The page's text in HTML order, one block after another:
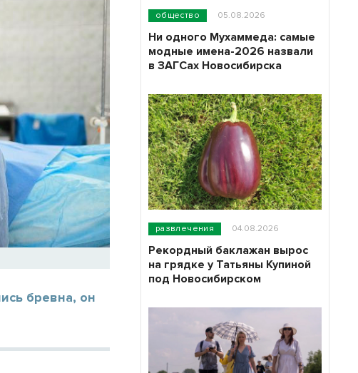
бревна, он
общество 05.08.2026
Ни одного Мухаммеда: самые
модные имена-2026 назвали
в ЗАГСах Новосибирска
развлечения 04.08.2026
Рекордный баклажан вырос
на грядке у Татьяны Купиной
под Новосибирском